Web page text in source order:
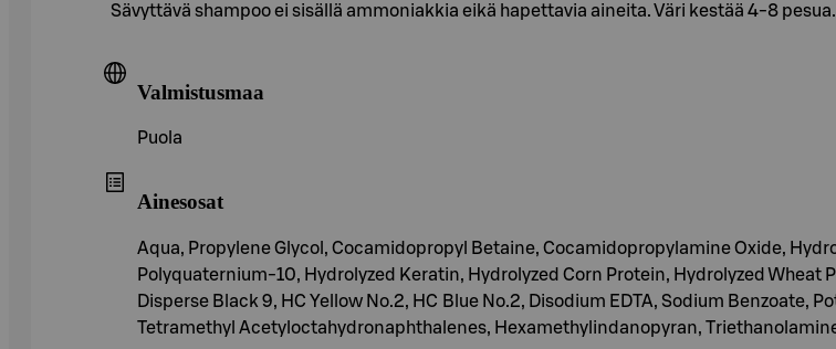
Sävyttävä shampoo ei sisällä ammoniakkia eikä hapettavia aineita. Väri kestää 4-8
Valmistusmaa
Puola
Ainesosat
Aqua, Propylene Glycol, Cocamidopropyl Betaine, Cocamidopropylamine Oxide,
Polyquaternium-10, Hydrolyzed Keratin, Hydrolyzed Corn Protein, Hydrolyzed Wheat
Disperse Black 9, HC Yellow No.2, HC Blue No.2, Disodium EDTA, Sodium Benzoate,
Tetramethyl Acetyloctahydronaphthalenes, Hexamethylindanopyran,